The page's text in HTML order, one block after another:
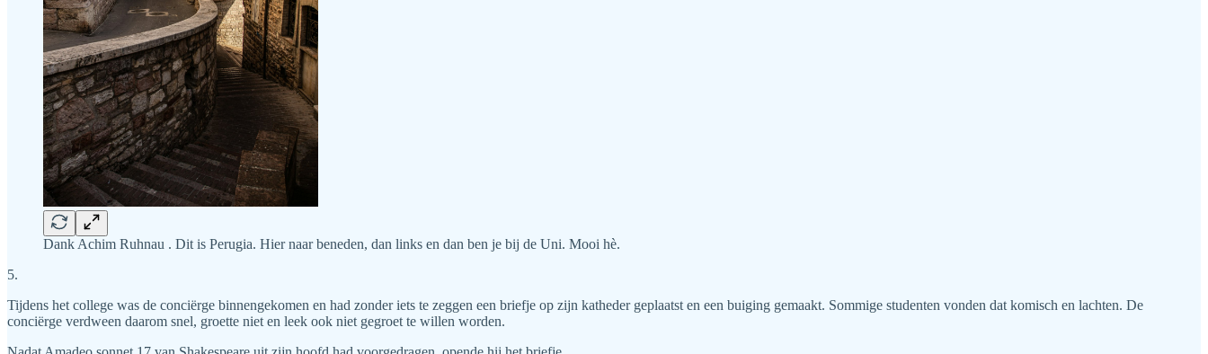
Dank Achim Ruhnau . Dit is Perugia. Hier naar beneden, dan links en dan ben je bij de Uni. Mooi hè.
5.
Tijdens het college was de conciërge binnengekomen en had zonder iets te zeggen een briefje op zijn katheder geplaatst en een buiging gemaakt. Sommige studenten vonden dat komisch en lachten. De
conciërge verdween daarom snel, groette niet en leek ook niet gegroet te willen worden.